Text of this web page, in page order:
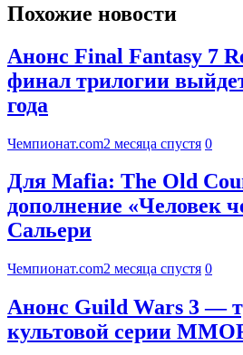
Похожие новости
Анонс Final Fantasy 7
финал трилогии
года
Чемпионат.com2 месяца спустя 0
Для Mafia: The Old
дополнение «Человек
Сальери
Чемпионат.com2 месяца спустя 0
Анонс Guild Wars 3 —
культовой серии